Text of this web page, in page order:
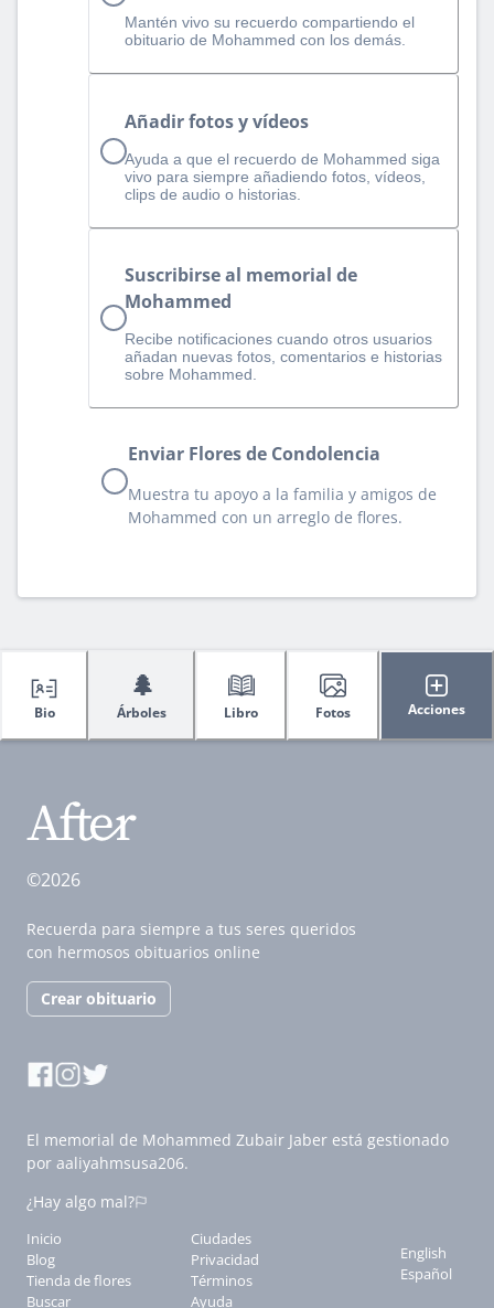
Mantén vivo su recuerdo compartiendo el
obituario de Mohammed con los demás.
Añadir fotos y vídeos
Ayuda a que el recuerdo de Mohammed siga
vivo para siempre añadiendo fotos, vídeos,
clips de audio o historias.
Suscribirse al memorial de
Mohammed
Recibe notificaciones cuando otros usuarios
añadan nuevas fotos, comentarios e historias
sobre Mohammed.
Enviar Flores de Condolencia
Muestra tu apoyo a la familia y amigos de
Mohammed con un arreglo de flores.
Bio
🌲
Árboles Libro Fotos Acciones
©2026
Recuerda para siempre a tus seres queridos
con hermosos obituarios online
Crear obituario
El memorial de Mohammed Zubair Jaber está gestionado
por aaliyahmsusa206.
¿Hay algo mal?
Inicio
Blog
Tienda de flores
Buscar
Ciudades
Privacidad
Términos
Ayuda
English
Español